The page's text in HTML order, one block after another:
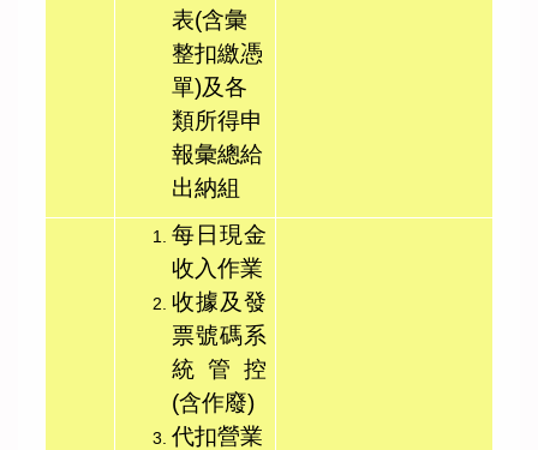
表(含彙
整扣繳憑
單)及各
類所得申
報彙總給
出納組
每日現金
收入作業
收據及發
票號碼系
統管控
(含作廢)
代扣營業